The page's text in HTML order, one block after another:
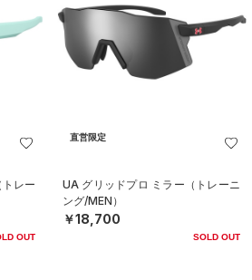
レー
OUT
直営限定
UA グリッドプロ ミラー（トレーニ
ング/MEN）
￥18,700
SOLD OUT